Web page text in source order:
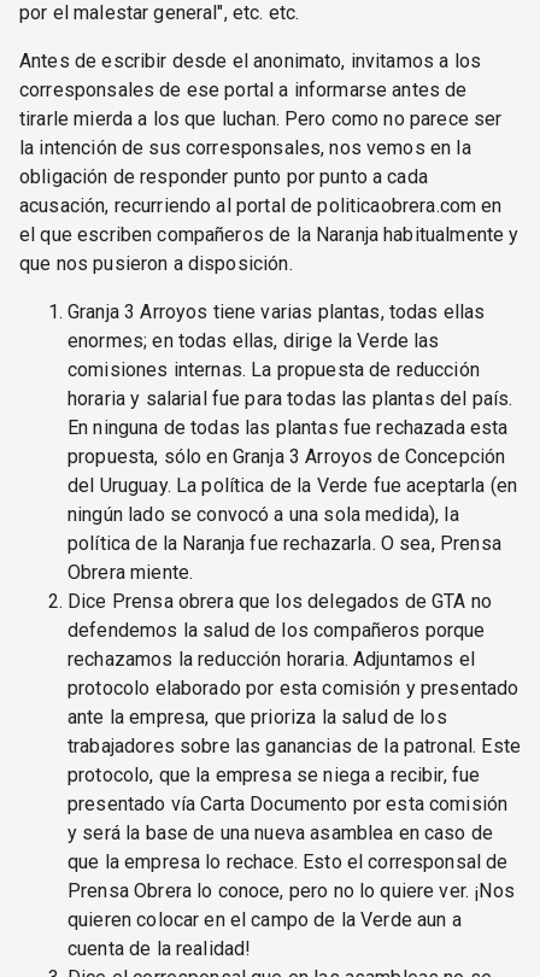
por el malestar general", etc. etc.
Antes de escribir desde el anonimato, invitamos a los
corresponsales de ese portal a informarse antes de
tirarle mierda a los que luchan. Pero como no parece ser
la intención de sus corresponsales, nos vemos en la
obligación de responder punto por punto a cada
acusación, recurriendo al portal de politicaobrera.com en
el que escriben compañeros de la Naranja habitualmente y
que nos pusieron a disposición.
Granja 3 Arroyos tiene varias plantas, todas ellas
enormes; en todas ellas, dirige la Verde las
comisiones internas. La propuesta de reducción
horaria y salarial fue para todas las plantas del país.
En ninguna de todas las plantas fue rechazada esta
propuesta, sólo en Granja 3 Arroyos de Concepción
del Uruguay. La política de la Verde fue aceptarla (en
ningún lado se convocó a una sola medida), la
política de la Naranja fue rechazarla. O sea, Prensa
Obrera miente.
Dice Prensa obrera que los delegados de GTA no
defendemos la salud de los compañeros porque
rechazamos la reducción horaria. Adjuntamos el
protocolo elaborado por esta comisión y presentado
ante la empresa, que prioriza la salud de los
trabajadores sobre las ganancias de la patronal. Este
protocolo, que la empresa se niega a recibir, fue
presentado vía Carta Documento por esta comisión
y será la base de una nueva asamblea en caso de
que la empresa lo rechace. Esto el corresponsal de
Prensa Obrera lo conoce, pero no lo quiere ver. ¡Nos
quieren colocar en el campo de la Verde aun a
cuenta de la realidad!